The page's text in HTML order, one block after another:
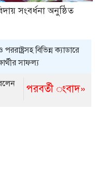
সংবর্ধনা অনুষ্ঠিত
বিভিন্ন ক্যাডারে
সাফল্য
পরবর্তী ংবাদ»